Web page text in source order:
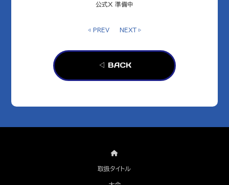
公式X 準備中
◁ PREV NEXT ▷
◁ BACK
取扱タイトル